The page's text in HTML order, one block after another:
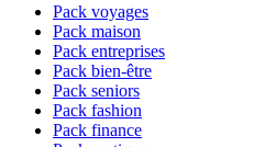
Pack voyages
Pack maison
Pack entreprises
Pack bien-être
Pack seniors
Pack fashion
Pack finance